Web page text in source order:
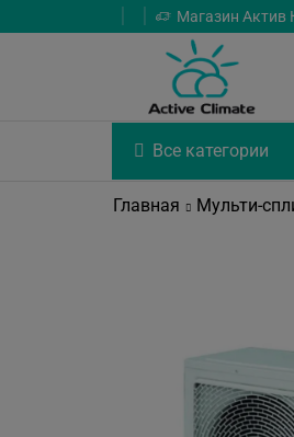
Магазин
Все категории
Главная Мульти-